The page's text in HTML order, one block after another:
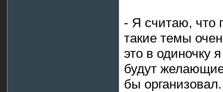
- Я считаю, что
такие темы
это в одиночку
будут
бы организовал.